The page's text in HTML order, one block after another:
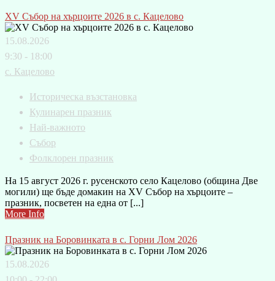
XV Събор на хърцоите 2026 в с. Кацелово
15.08.2026
9:30 - 18:00
с. Кацелово
Историческа възстановка
Кулинарен празник
Най-важното
Събор
Фолклорен празник
На 15 август 2026 г. русенското село Кацелово (община Две
могили) ще бъде домакин на XV Събор на хърцоите –
празник, посветен на една от [...]
More Info
Празник на Боровинката в с. Горни Лом 2026
15.08.2026